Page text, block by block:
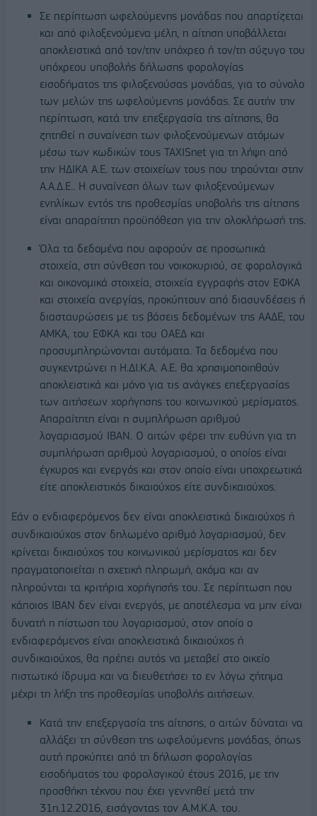
Σε περίπτωση ωφελούμενης μονάδας που απαρτίζεται
και από φιλοξενούμενα μέλη, η αίτηση υποβάλλεται
αποκλειστικά από τον/την υπόχρεο ή τον/τη σύζυγο του
υπόχρεου υποβολής δήλωσης φορολογίας
εισοδήματος της φιλοξενούσας μονάδας, για το σύνολο
των μελών της ωφελούμενης μονάδας. Σε αυτήν την
περίπτωση, κατά την επεξεργασία της αίτησης, θα
ζητηθεί η συναίνεση των φιλοξενούμενων ατόμων
μέσω των κωδικών τους TAXISnet για τη λήψη από
την ΗΔΙΚΑ Α.Ε. των στοιχείων τους που τηρούνται στην
Α.Α.Δ.Ε.. Η συναίνεση όλων των φιλοξενούμενων
ενηλίκων εντός της προθεσμίας υποβολής της αίτησης
είναι απαραίτητη προϋπόθεση για την ολοκλήρωσή της.
Όλα τα δεδομένα που αφορούν σε προσωπικά
στοιχεία, στη σύνθεση του νοικοκυριού, σε φορολογικά
και οικονομικά στοιχεία, στοιχεία εγγραφής στον ΕΦΚΑ
και στοιχεία ανεργίας, προκύπτουν από διασυνδέσεις ή
διασταυρώσεις με τις βάσεις δεδομένων της ΑΑΔΕ, του
ΑΜΚΑ, του ΕΦΚΑ και του ΟΑΕΔ και
προσυμπληρώνονται αυτόματα. Τα δεδομένα που
συγκεντρώνει η Η.ΔΙ.Κ.Α. Α.Ε. θα χρησιμοποιηθούν
αποκλειστικά και μόνο για τις ανάγκες επεξεργασίας
των αιτήσεων χορήγησης του κοινωνικού μερίσματος.
Απαραίτητη είναι η συμπλήρωση αριθμού
λογαριασμού IBAN. Ο αιτών φέρει την ευθύνη για τη
συμπλήρωση αριθμού λογαριασμού, ο οποίος είναι
έγκυρος και ενεργός και στον οποίο είναι υποχρεωτικά
είτε αποκλειστικός δικαιούχος είτε συνδικαιούχος.
Εάν ο ενδιαφερόμενος δεν είναι αποκλειστικά δικαιούχος ή
συνδικαιούχος στον δηλωμένο αριθμό λογαριασμού, δεν
κρίνεται δικαιούχος του κοινωνικού μερίσματος και δεν
πραγματοποιείται η σχετική πληρωμή, ακόμα και αν
πληρούνται τα κριτήρια χορήγησής του. Σε περίπτωση που
κάποιος IBAN δεν είναι ενεργός, με αποτέλεσμα να μην είναι
δυνατή η πίστωση του λογαριασμού, στον οποίο ο
ενδιαφερόμενος είναι αποκλειστικά δικαιούχος ή
συνδικαιούχος, θα πρέπει αυτός να μεταβεί στο οικείο
πιστωτικό ίδρυμα και να διευθετήσει το εν λόγω ζήτημα
μέχρι τη λήξη της προθεσμίας υποβολής αιτήσεων.
Κατά την επεξεργασία της αίτησης, ο αιτών δύναται να
αλλάξει τη σύνθεση της ωφελούμενης μονάδας, όπως
αυτή προκύπτει από τη δήλωση φορολογίας
εισοδήματος του φορολογικού έτους 2016, με την
προσθήκη τέκνου που έχει γεννηθεί μετά την
31η.12.2016, εισάγοντας τον Α.Μ.Κ.Α. του.